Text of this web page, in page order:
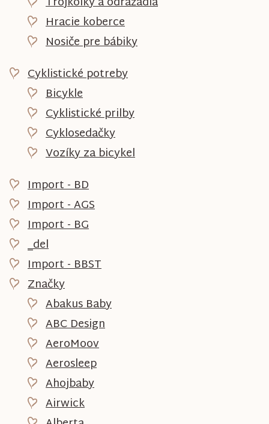
Hracie koberce
Nosiče pre bábiky
Cyklistické potreby
Bicykle
Cyklistické prilby
Cyklosedačky
Vozíky za bicykel
Import - BD
Import - AGS
Import - BG
_del
Import - BBST
Značky
Abakus Baby
ABC Design
AeroMoov
Aerosleep
Ahojbaby
Airwick